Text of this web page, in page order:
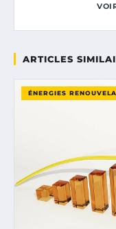
ARTICLES
ÉNERGIES